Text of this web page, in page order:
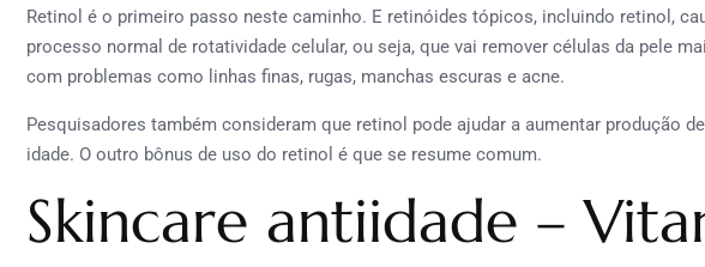
Retinol é o primeiro passo neste caminho. E retinóides tópicos, incluindo retinol,
processo normal de rotatividade celular, ou seja, que vai remover células da pele
com problemas como linhas finas, rugas, manchas escuras e acne.
Pesquisadores também consideram que retinol pode ajudar a aumentar produção
idade. O outro bônus de uso do retinol é que se resume comum.
Skincare antiidade –